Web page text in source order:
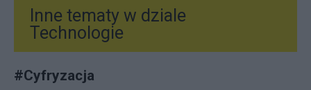
Inne tematy w dziale
Technologie
#Cyfryzacja